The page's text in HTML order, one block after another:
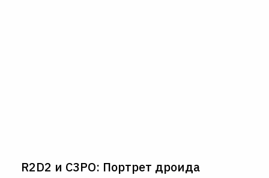
R2D2 и C3PO: Портрет дроида